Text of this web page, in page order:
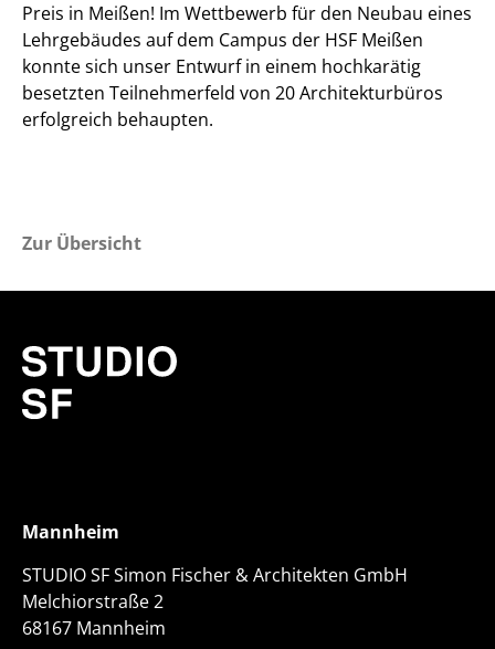
Preis in Meißen! Im Wettbewerb für den Neubau eines
Lehrgebäudes auf dem Campus der HSF Meißen
konnte sich unser Entwurf in einem hochkarätig
besetzten Teilnehmerfeld von 20 Architekturbüros
erfolgreich behaupten.
Zur Übersicht
Mannheim
STUDIO SF Simon Fischer & Architekten GmbH
Melchiorstraße 2
68167 Mannheim
Wettbewerbe
STUDIO SF
Leistungen
Aktuelles
Aktueller Beitrag:
Jubiläumsbroschüre 2013-2023